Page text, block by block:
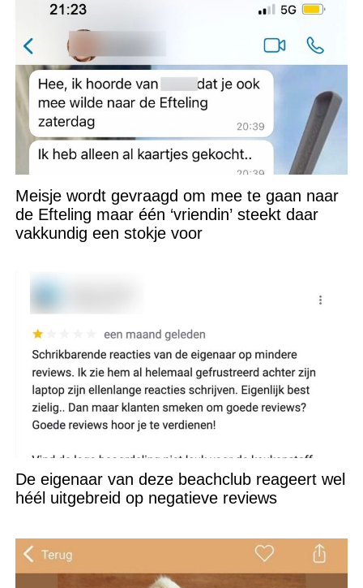
Meisje wordt gevraagd om mee te gaan naar
de Efteling maar één ‘vriendin’ steekt daar
vakkundig een stokje voor
De eigenaar van deze beachclub reageert wel
héél uitgebreid op negatieve reviews